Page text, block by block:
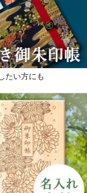
たい方にも